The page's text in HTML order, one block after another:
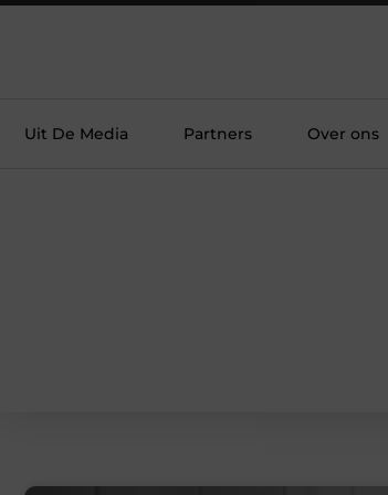
Uit De Media Partners Over ons